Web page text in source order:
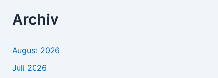
Archiv
August 2026
Juli 2026